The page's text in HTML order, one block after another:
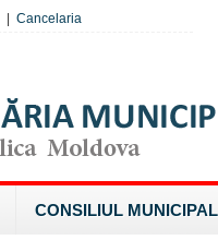
Cancelaria
CONSILIUL MUNICIPAL